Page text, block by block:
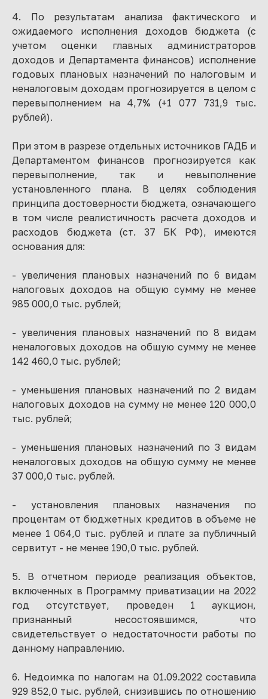
4. По результатам анализа фактического и
ожидаемого исполнения доходов бюджета (с
учетом оценки главных администраторов
доходов и Департамента финансов) исполнение
годовых плановых назначений по налоговым и
неналоговым доходам прогнозируется в целом с
перевыполнением на 4,7% (+1 077 731,9 тыс.
рублей).
При этом в разрезе отдельных источников ГАДБ и
Департаментом финансов прогнозируется как
перевыполнение, так и невыполнение
установленного плана. В целях соблюдения
принципа достоверности бюджета, означающего
в том числе реалистичность расчета доходов и
расходов бюджета (ст. 37 БК РФ), имеются
основания для:
- увеличения плановых назначений по 6 видам
налоговых доходов на общую сумму не менее
985 000,0 тыс. рублей;
- увеличения плановых назначений по 8 видам
неналоговых доходов на общую сумму не менее
142 460,0 тыс. рублей;
- уменьшения плановых назначений по 2 видам
налоговых доходов на сумму не менее 120 000,0
тыс. рублей;
- уменьшения плановых назначений по 3 видам
неналоговых доходов на общую сумму не менее
37 000,0 тыс. рублей.
- установления плановых назначения по
процентам от бюджетных кредитов в объеме не
менее 1 064,0 тыс. рублей и плате за публичный
сервитут - не менее 190,0 тыс. рублей.
5. В отчетном периоде реализация объектов,
включенных в Программу приватизации на 2022
год отсутствует, проведен 1 аукцион,
признанный несостоявшимся, что
свидетельствует о недостаточности работы по
данному направлению.
6. Недоимка по налогам на 01.09.2022 составила
929 852,0 тыс. рублей, снизившись по отношению